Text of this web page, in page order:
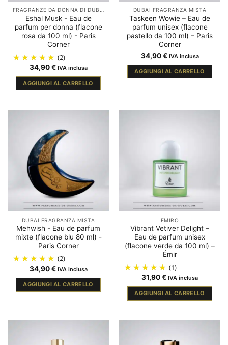
Eshal Musk - Eau de
parfum per donna (flacone
rosa da 100 ml) - Paris
Corner
(2)
34,90€ IVA inclusa
AGGIUNGI AL CARRELLO
DUBAI FRAGRANZA MISTA
Taskeen Wowie – Eau de
parfum unisex (flacone
pastello da 100 ml) – Paris
Corner
34,90€ IVA inclusa
AGGIUNGI AL CARRELLO
DUBAI FRAGRANZA MISTA
Mehwish - Eau de parfum
mixte (flacone blu 80 ml) -
Paris Corner
(2)
34,90€ IVA inclusa
AGGIUNGI AL CARRELLO
EMIRO
Vibrant Vetiver Delight –
Eau de parfum unisex
(flacone verde da 100 ml) –
Émir
(1)
31,90€ IVA inclusa
AGGIUNGI AL CARRELLO